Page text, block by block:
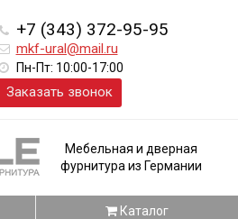
+7 (343) 372-95-95
mkf-ural@mail.ru
Пн-Пт: 10:00-17:00
Заказать звонок
Мебельная и дверная
фурнитура из Германии
Каталог